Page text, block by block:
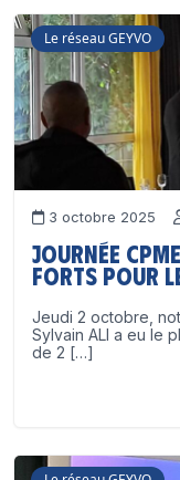
Le réseau GEYVO
3 octobre 2025
Journée
forts pour le
Jeudi 2 octobre,
Sylvain ALI a eu le
de 2 […]